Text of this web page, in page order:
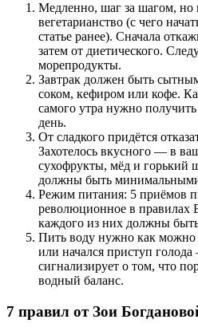
Медленно, шаг за шагом, но
вегетарианство (с чего
статье ранее). Сначала
затем от диетического.
морепродукты.
Завтрак должен быть
соком, кефиром или кофе.
самого утра нужно получить
день.
От сладкого придётся
Захотелось вкусного — в
сухофрукты, мёд и горький
должны быть
Режим питания: 5 приёмов
революционное в
каждого из них должны
Пить воду нужно как можно
или начался приступ
сигнализирует о том, что
водный баланс.
7 правил от Зои